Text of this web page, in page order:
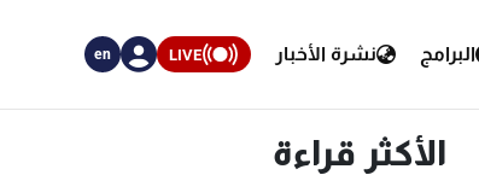
البرامج نشرة الأخبار LIVE
en
الأكثر قراءة